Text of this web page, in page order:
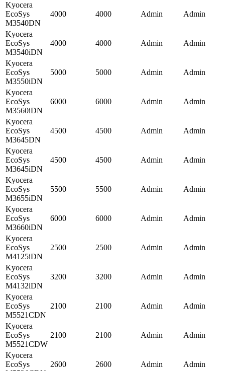
Kyocera
EcoSys
M3540DN
4000 4000 Admin Admin
Kyocera
EcoSys
M3540iDN
4000 4000 Admin Admin
Kyocera
EcoSys
M3550iDN
5000 5000 Admin Admin
Kyocera
EcoSys
M3560iDN
6000 6000 Admin Admin
Kyocera
EcoSys
M3645DN
4500 4500 Admin Admin
Kyocera
EcoSys
M3645iDN
4500 4500 Admin Admin
Kyocera
EcoSys
M3655iDN
5500 5500 Admin Admin
Kyocera
EcoSys
M3660iDN
6000 6000 Admin Admin
Kyocera
EcoSys
M4125iDN
2500 2500 Admin Admin
Kyocera
EcoSys
M4132iDN
3200 3200 Admin Admin
Kyocera
EcoSys
M5521CDN
2100 2100 Admin Admin
Kyocera
EcoSys
M5521CDW
2100 2100 Admin Admin
Kyocera
EcoSys
2600 2600 Admin Admin